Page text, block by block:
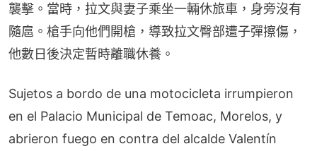
襲擊。當時，拉文與妻子乘坐一輛休旅車，身旁沒有
隨扈。槍手向他們開槍，導致拉文臀部遭子彈擦傷，
他數日後決定暫時離職休養。
Sujetos a bordo de una motocicleta irrumpieron
en el Palacio Municipal de Temoac, Morelos, y
abrieron fuego en contra del alcalde Valentín